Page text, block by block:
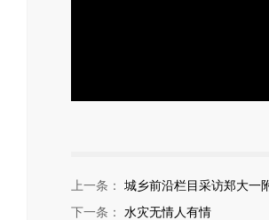
上一条： 城乡前沿栏目采访郑大一
下一条： 水灾无情人有情